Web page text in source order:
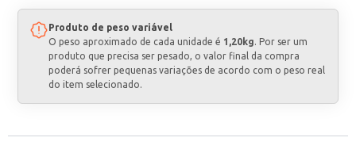
Produto de peso variável
O peso aproximado de cada unidade é 1,20kg. Por ser um
produto que precisa ser pesado, o valor final da compra
poderá sofrer pequenas variações de acordo com o peso real
do item selecionado.